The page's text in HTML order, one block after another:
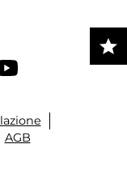
AGB